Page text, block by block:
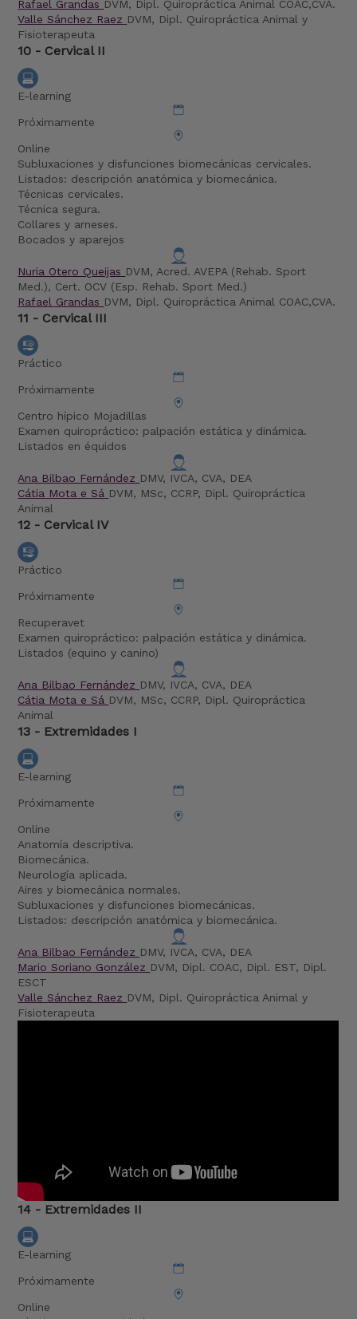
Rafael Grandas DVM, Dipl. Quiropráctica Animal COAC,CVA.
Valle Sánchez Raez DVM, Dipl. Quiropráctica Animal y
Fisioterapeuta
10 - Cervical II
E-learning
Próximamente
Online
Subluxaciones y disfunciones biomecánicas cervicales.
Listados: descripción anatómica y biomecánica.
Técnicas cervicales.
Técnica segura.
Collares y arneses.
Bocados y aparejos
Nuria Otero Queijas DVM, Acred. AVEPA (Rehab. Sport
Med.), Cert. OCV (Esp. Rehab. Sport Med.)
Rafael Grandas DVM, Dipl. Quiropráctica Animal COAC,CVA.
11 - Cervical III
Práctico
Próximamente
Centro hípico Mojadillas
Examen quiropráctico: palpación estática y dinámica.
Listados en équidos
Ana Bilbao Fernández DMV, IVCA, CVA, DEA
Cátia Mota e Sá DVM, MSc, CCRP, Dipl. Quiropráctica
Animal
12 - Cervical IV
Práctico
Próximamente
Recuperavet
Examen quiropráctico: palpación estática y dinámica.
Listados (equino y canino)
Ana Bilbao Fernández DMV, IVCA, CVA, DEA
Cátia Mota e Sá DVM, MSc, CCRP, Dipl. Quiropráctica
Animal
13 - Extremidades I
E-learning
Próximamente
Online
Anatomía descriptiva.
Biomecánica.
Neurología aplicada.
Aires y biomecánica normales.
Subluxaciones y disfunciones biomecánicas.
Listados: descripción anatómica y biomecánica.
Ana Bilbao Fernández DMV, IVCA, CVA, DEA
Mario Soriano González DVM, Dipl. COAC, Dipl. EST, Dipl.
ESCT
Valle Sánchez Raez DVM, Dipl. Quiropráctica Animal y
Fisioterapeuta
14 - Extremidades II
E-learning
Próximamente
Online